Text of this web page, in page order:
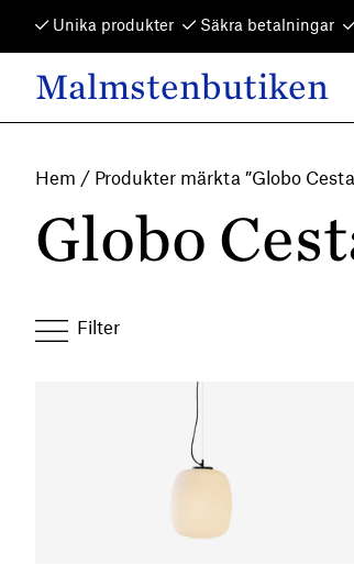
Unika produkter Säkra betalningar
Main Navigation
Malmstenbutiken
Hem / Produkter märkta ”Globo
Globo
Filter